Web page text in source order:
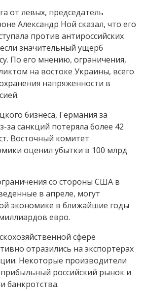
от левых, председатель
Александр Ной сказал, что его
против антироссийских
значительный ущерб
По его мнению, ограничения,
на востоке Украины, всего
напряженности в
бизнеса, Германия за
за санкций потеряла более 42
Восточный комитет
оценил убытки в 100 млрд
со стороны США в
в апреле, могут
экономике в ближайшие годы
евро.
сфере
отразились на экспортерах
Некоторые производители
российский рынок и
банкротства.